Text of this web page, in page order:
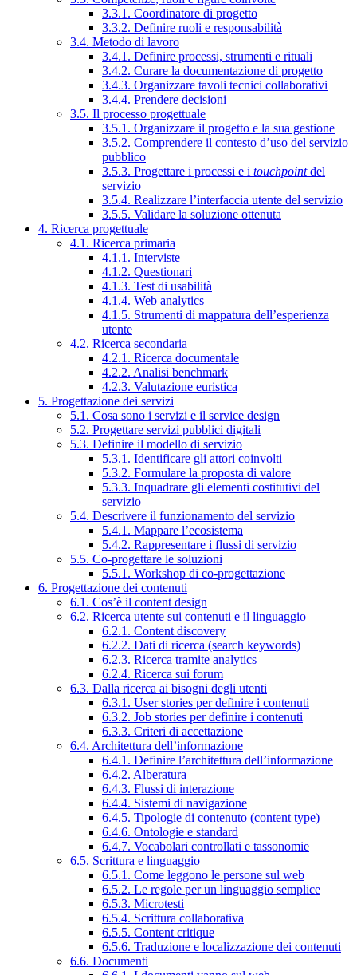
3.3.1. Coordinatore di progetto
3.3.2. Definire ruoli e responsabilità
3.4. Metodo di lavoro
3.4.1. Definire processi, strumenti e rituali
3.4.2. Curare la documentazione di progetto
3.4.3. Organizzare tavoli tecnici collaborativi
3.4.4. Prendere decisioni
3.5. Il processo progettuale
3.5.1. Organizzare il progetto e la sua gestione
3.5.2. Comprendere il contesto d’uso del servizio
pubblico
3.5.3. Progettare i processi e i touchpointdel
servizio
3.5.4. Realizzare l’interfaccia utente del servizio
3.5.5. Validare la soluzione ottenuta
4. Ricerca progettuale
4.1. Ricerca primaria
4.1.1. Interviste
4.1.2. Questionari
4.1.3. Test di usabilità
4.1.4. Web analytics
4.1.5. Strumenti di mappatura dell’esperienza
utente
4.2. Ricerca secondaria
4.2.1. Ricerca documentale
4.2.2. Analisi benchmark
4.2.3. Valutazione euristica
5. Progettazione dei servizi
5.1. Cosa sono i servizi e il service design
5.2. Progettare servizi pubblici digitali
5.3. Definire il modello di servizio
5.3.1. Identificare gli attori coinvolti
5.3.2. Formulare la proposta di valore
5.3.3. Inquadrare gli elementi costitutivi del
servizio
5.4. Descrivere il funzionamento del servizio
5.4.1. Mappare l’ecosistema
5.4.2. Rappresentare i flussi di servizio
5.5. Co-progettare le soluzioni
5.5.1. Workshop di co-progettazione
6. Progettazione dei contenuti
6.1. Cos’è il content design
6.2. Ricerca utente sui contenuti e il linguaggio
6.2.1. Content discovery
6.2.2. Dati di ricerca (search keywords)
6.2.3. Ricerca tramite analytics
6.2.4. Ricerca sui forum
6.3. Dalla ricerca ai bisogni degli utenti
6.3.1. User stories per definire i contenuti
6.3.2. Job stories per definire i contenuti
6.3.3. Criteri di accettazione
6.4. Architettura dell’informazione
6.4.1. Definire l’architettura dell’informazione
6.4.2. Alberatura
6.4.3. Flussi di interazione
6.4.4. Sistemi di navigazione
6.4.5. Tipologie di contenuto (content type)
6.4.6. Ontologie e standard
6.4.7. Vocabolari controllati e tassonomie
6.5. Scrittura e linguaggio
6.5.1. Come leggono le persone sul web
6.5.2. Le regole per un linguaggio semplice
6.5.3. Microtesti
6.5.4. Scrittura collaborativa
6.5.5. Content critique
6.5.6. Traduzione e localizzazione dei contenuti
6.6. Documenti